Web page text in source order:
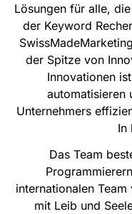
Lösungen für alle,
der Keyword
der Spitze von
Innovationen
automatisieren
Unternehmers
In
Das Team
internationalen
mit Leib und